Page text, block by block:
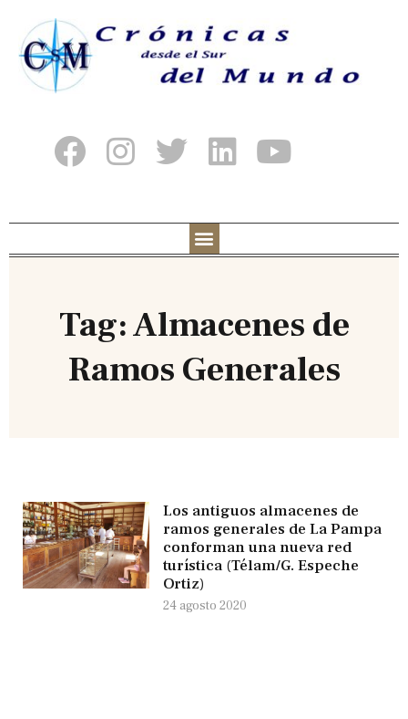
Tag: Almacenes de
Ramos Generales
Los antiguos almacenes de
ramos generales de La Pampa
conforman una nueva red
turística (Télam/G. Espeche
Ortiz)
24 agosto 2020